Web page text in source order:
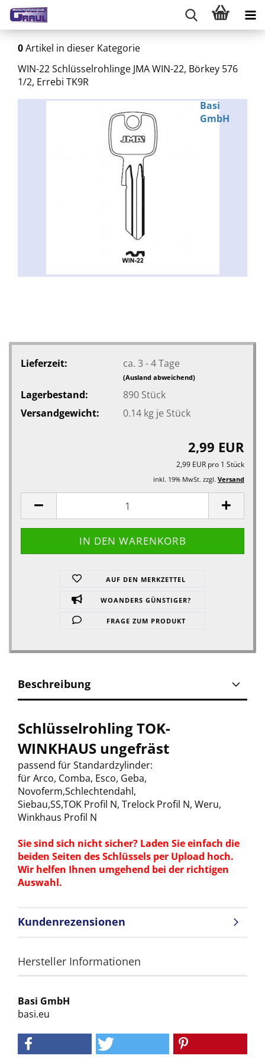
0Artikel in dieser Kategorie
WIN-22 Schlüsselrohlinge JMA WIN-22, Börkey 576
1/2, Errebi TK9R
Basi
GmbH
Lieferzeit: ca. 3 - 4 Tage
(Ausland abweichend)
Lagerbestand: 890 Stück
Versandgewicht:
0.14kg je Stück
2,99 EUR
2,99 EUR pro 1 Stück
inkl. 19% MwSt. zzgl. Versand
AUF DEN MERKZETTEL
WOANDERS GÜNSTIGER?
FRAGE ZUM PRODUKT
Beschreibung
Schlüsselrohling TOK-
WINKHAUS ungefräst
passend für Standardzylinder:
für Arco, Comba, Esco, Geba,
Novoferm,Schlechtendahl,
Siebau,SS,TOK Profil N, Trelock Profil N, Weru,
Winkhaus Profil N
Sie sind sich nicht sicher? Laden Sie einfach die
beiden Seiten des Schlüssels per Upload hoch.
Wir helfen Ihnen umgehend bei der richtigen
Auswahl.
Kundenrezensionen
Hersteller Informationen
Basi GmbH
basi.eu